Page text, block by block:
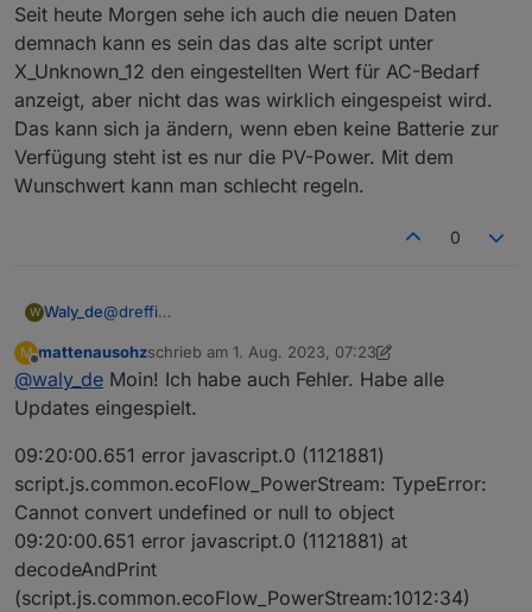
verschluckt sich dann die Logik, da mit alten
Einspeisesollwerten gerechnet wird.
Ich habe derzeit auch im alten Script (0.5.2)
ToHome_Power durch X_Unknown_12 ersetzt und es
regelt jetzt sauber.
X_Unknown_12 entspricht definitiv dem Wert, der in der
App am Schieberegler für den Leistungsbedarf am AC
Ausgang (Grundlast) eingestellt wird.
Seit heute Morgen sehe ich auch die neuen Daten
demnach kann es sein das das alte script unter
X_Unknown_12 den eingestellten Wert für AC-Bedarf
anzeigt, aber nicht das was wirklich eingespeist wird.
Das kann sich ja ändern, wenn eben keine Batterie zur
Verfügung steht ist es nur die PV-Power. Mit dem
Wunschwert kann man schlecht regeln.
0
W Waly_de@dreffi
grundlegend geändert. Ihr müsst auf das neue Script,
wenn Ihr brauchbare Daten haben wollt.
Ich habe in der Nacht die Version noch geädert. Sie
muss jetzt eigentlich einen anderen Fehler melden.
Achte auf die Version (0.6.5)
Ich Brauche diese Daten von Euch wenn ich helfen
soll, denn bei mir Funktioniert es ja.
Seit heute Morgen sehe ich auch die neuen Daten
demnach kann es sein das das alte script unter
X_Unknown_12 den eingestellten Wert für AC-Bedarf
anzeigt, aber nicht das was wirklich eingespeist wird.
Das kann sich ja ändern, wenn eben keine Batterie
zur Verfügung steht ist es nur die PV-Power. Mit dem
Wunschwert kann man schlecht regeln.
M
Offline
mattenausohzschrieb am 1. Aug. 2023, 07:23
zuletzt editiert von mattenausohz
@waly_de Moin! Ich habe auch Fehler. Habe alle
Updates eingespielt.
09:20:00.651 error javascript.0 (1121881)
script.js.common.ecoFlow_PowerStream: TypeError:
Cannot convert undefined or null to object
09:20:00.651 error javascript.0 (1121881) at
decodeAndPrint
(script.js.common.ecoFlow_PowerStream:1012:34)